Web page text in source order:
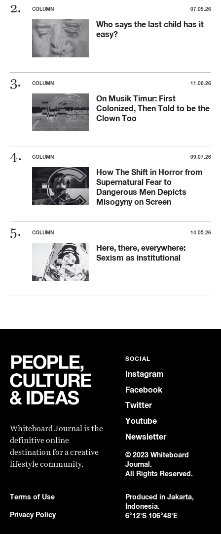
COLUMN 07.05.26
Who says the last child has it
easy?
COLUMN 11.06.26
On Musik Timur: First
Colonized, Then Told to be the
Clown Too
COLUMN 09.07.26
How The Shift in Horror from
Supernatural Fear to
Dangerous Men Depicts
Misogyny on Screen
COLUMN 14.05.26
Here, there, everywhere:
Sexism as institutional
Whiteboard Journal is the
definitive online
destination for a creative
lifestyle community.
SOCIAL
Instagram
Facebook
Twitter
Youtube
Newsletter
© 2023 Whiteboard
Journal.
All Rights Reserved.
Terms of Use
Privacy Policy
Produced in Jakarta,
Indonesia.
6°12'S 106°48'E